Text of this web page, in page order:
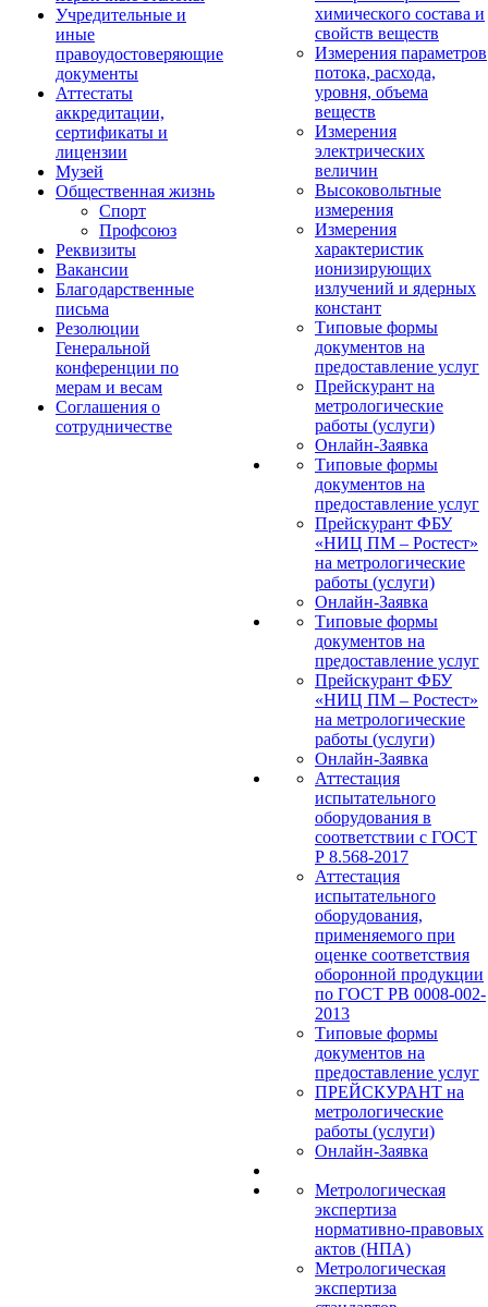
Учредительные и
иные
правоудостоверяющие
документы
Аттестаты
аккредитации,
сертификаты и
лицензии
Музей
Общественная жизнь
Спорт
Профсоюз
Реквизиты
Вакансии
Благодарственные
письма
Резолюции
Генеральной
конференции по
мерам и весам
Соглашения о
сотрудничестве
химического состава и
свойств веществ
Измерения параметров
потока, расхода,
уровня, объема
веществ
Измерения
электрических
величин
Высоковольтные
измерения
Измерения
характеристик
ионизирующих
излучений и ядерных
констант
Типовые формы
документов на
предоставление услуг
Прейскурант на
метрологические
работы (услуги)
Онлайн-Заявка
Типовые формы
документов на
предоставление услуг
Прейскурант ФБУ
«НИЦ ПМ – Ростест»
на метрологические
работы (услуги)
Онлайн-Заявка
Типовые формы
документов на
предоставление услуг
Прейскурант ФБУ
«НИЦ ПМ – Ростест»
на метрологические
работы (услуги)
Онлайн-Заявка
Аттестация
испытательного
оборудования в
соответствии с ГОСТ
Р 8.568-2017
Аттестация
испытательного
оборудования,
применяемого при
оценке соответствия
оборонной продукции
по ГОСТ РВ 0008-002-
2013
Типовые формы
документов на
предоставление услуг
ПРЕЙСКУРАНТ на
метрологические
работы (услуги)
Онлайн-Заявка
Метрологическая
экспертиза
нормативно-правовых
актов (НПА)
Метрологическая
экспертиза